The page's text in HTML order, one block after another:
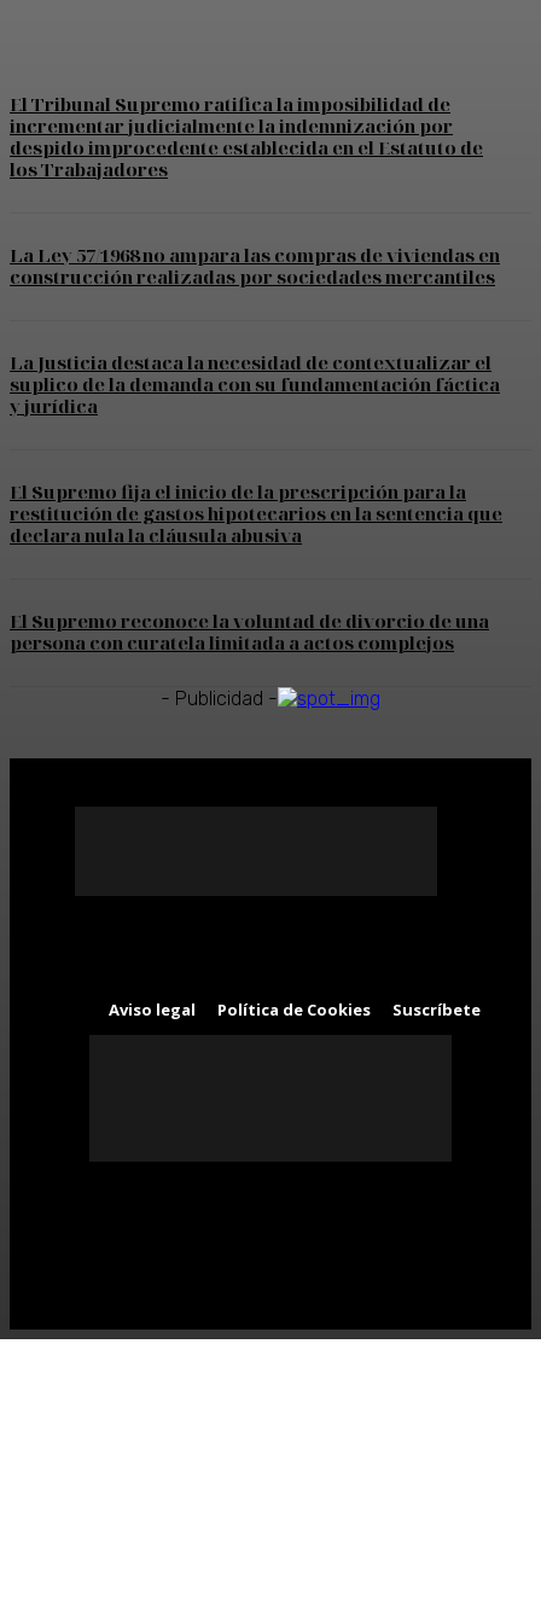
El Tribunal Supremo ratifica la imposibilidad de
incrementar judicialmente la indemnización por
despido improcedente establecida en el Estatuto de
los Trabajadores
La Ley 57/1968 no ampara las compras de viviendas en
construcción realizadas por sociedades mercantiles
La Justicia destaca la necesidad de contextualizar el
suplico de la demanda con su fundamentación fáctica
y jurídica
El Supremo fija el inicio de la prescripción para la
restitución de gastos hipotecarios en la sentencia que
declara nula la cláusula abusiva
El Supremo reconoce la voluntad de divorcio de una
persona con curatela limitada a actos complejos
- Publicidad -
Aviso legal Política de Cookies Suscríbete